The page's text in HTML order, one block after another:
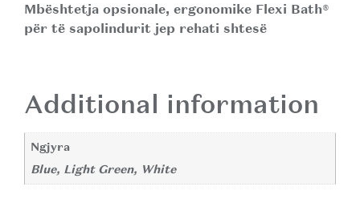
Mbështetja opsionale, ergonomike Flexi Bath®
për të sapolindurit jep rehati shtesë
Additional information
Ngjyra
Blue, Light Green, White